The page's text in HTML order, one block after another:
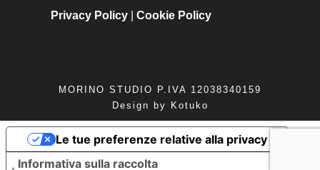
Privacy Policy Cookie Policy
MORINO STUDIO P.IVA 12038340159
Design by
Kotuko
Informativa sulla raccolta
Le tue preferenze relative alla privacy